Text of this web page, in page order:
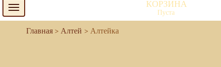
Toggle
navigation
КОРЗИНА
Пуста
Алтей Алтейка